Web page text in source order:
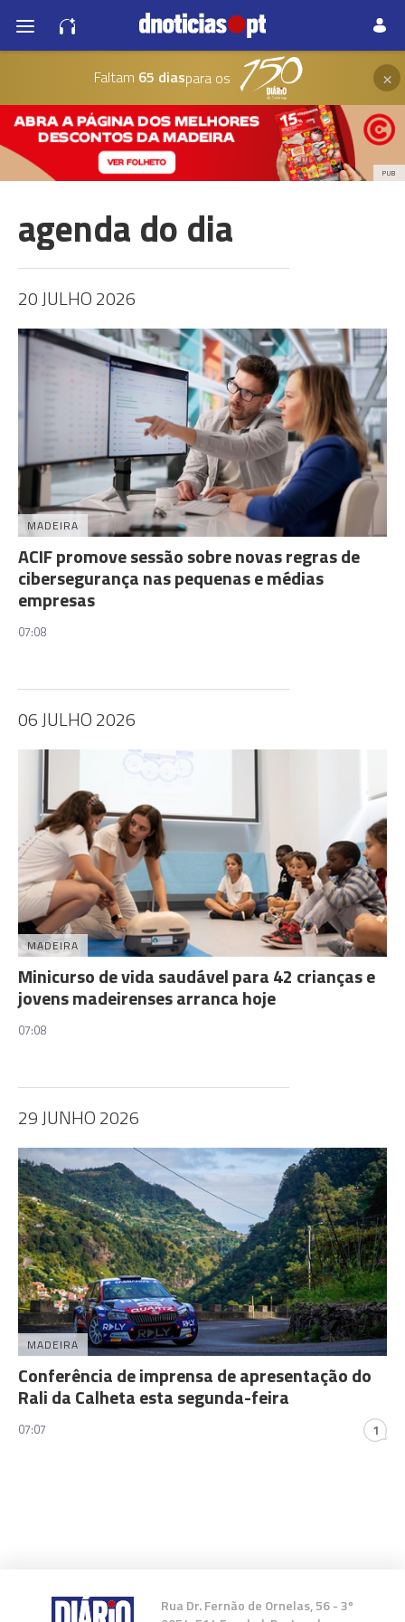
Faltam 65 diaspara os ×
PUB
agenda do dia
20 JULHO 2026
MADEIRA
ACIF promove sessão sobre novas regras de
cibersegurança nas pequenas e médias
empresas
07:08
06 JULHO 2026
MADEIRA
Minicurso de vida saudável para 42 crianças e
jovens madeirenses arranca hoje
07:08
29 JUNHO 2026
MADEIRA
Conferência de imprensa de apresentação do
Rali da Calheta esta segunda-feira
07:07 1
Rua Dr. Fernão de Ornelas, 56 - 3º